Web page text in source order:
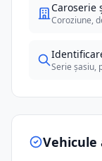
Caroserie
Coroziune,
Serie șasiu,
Vehicule